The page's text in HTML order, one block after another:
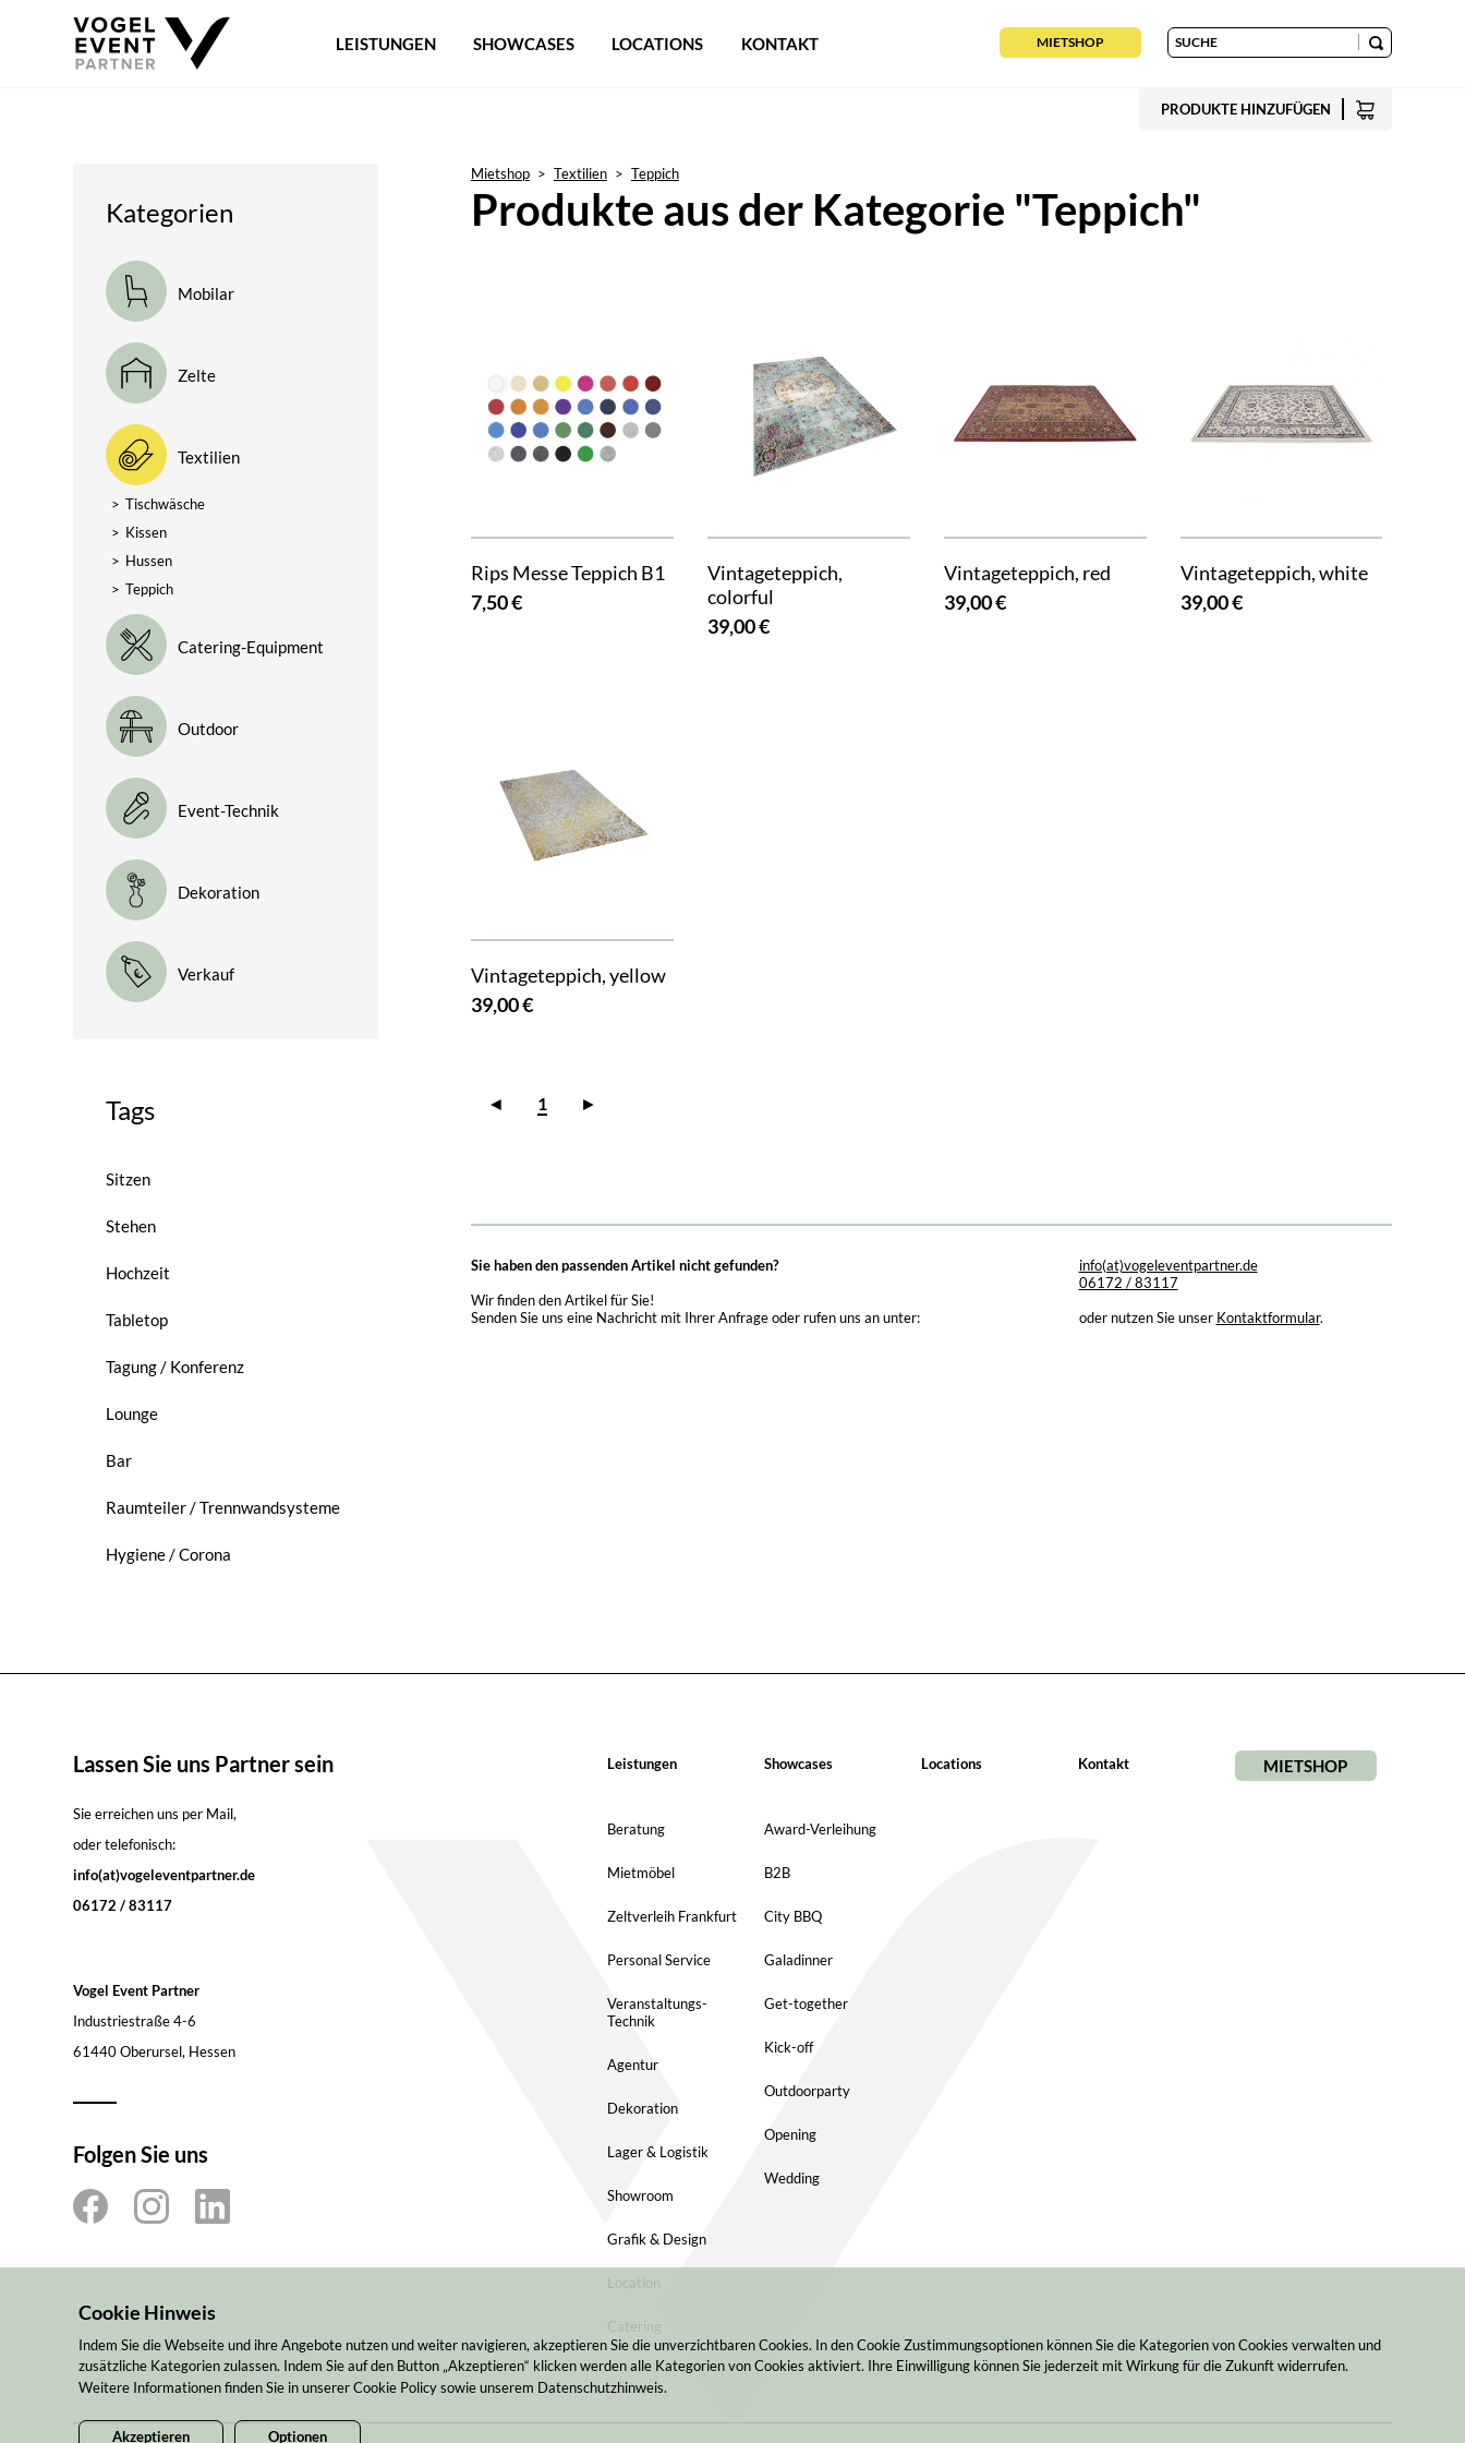
LEISTUNGEN SHOWCASES LOCATIONS KONTAKT MIETSHOP
PRODUKTE HINZUFÜGEN
Kategorien
Mobilar
Zelte
Textilien
> Tischwäsche
> Kissen
> Hussen
> Teppich
Catering-Equipment
Outdoor
Event-Technik
Dekoration
Verkauf
Tags
Sitzen
Stehen
Hochzeit
Tabletop
Tagung / Konferenz
Lounge
Bar
Raumteiler / Trennwandsysteme
Hygiene / Corona
Mietshop > Textilien > Teppich
Produkte aus der Kategorie "Teppich"
Rips Messe Teppich B1
7,50 €
Vintageteppich,
colorful
39,00 €
Vintageteppich, red
39,00 €
Vintageteppich, white
39,00 €
Vintageteppich, yellow
39,00 €
◄ 1 ►
Sie haben den passenden Artikel nicht gefunden?
Wir finden den Artikel für Sie!
Senden Sie uns eine Nachricht mit Ihrer Anfrage oder rufen uns an unter:
info(at)vogeleventpartner.de
06172 / 83117
oder nutzen Sie unser Kontaktformular.
Lassen Sie uns Partner sein
Sie erreichen uns per Mail,
oder telefonisch:
info(at)vogeleventpartner.de
06172 / 83117
Vogel Event Partner
Industriestraße 4-6
61440 Oberursel, Hessen
Folgen Sie uns
Leistungen
Beratung
Mietmöbel
Zeltverleih Frankfurt
Personal Service
Veranstaltungs-
Technik
Agentur
Dekoration
Lager & Logistik
Showroom
Grafik & Design
Location
Catering
Showcases
Award-Verleihung
B2B
City BBQ
Galadinner
Get-together
Kick-off
Outdoorparty
Opening
Wedding
Locations Kontakt MIETSHOP
Cookie Hinweis
Indem Sie die Webseite und ihre Angebote nutzen und weiter navigieren, akzeptieren Sie die unverzichtbaren Cookies. In den Cookie Zustimmungsoptionen können Sie die Kategorien von Cookies verwalten und
zusätzliche Kategorien zulassen. Indem Sie auf den Button „Akzeptieren“ klicken werden alle Kategorien von Cookies aktiviert. Ihre Einwilligung können Sie jederzeit mit Wirkung für die Zukunft widerrufen.
Weitere Informationen finden Sie in unserer Cookie Policy sowie unserem Datenschutzhinweis.
Akzeptieren Optionen